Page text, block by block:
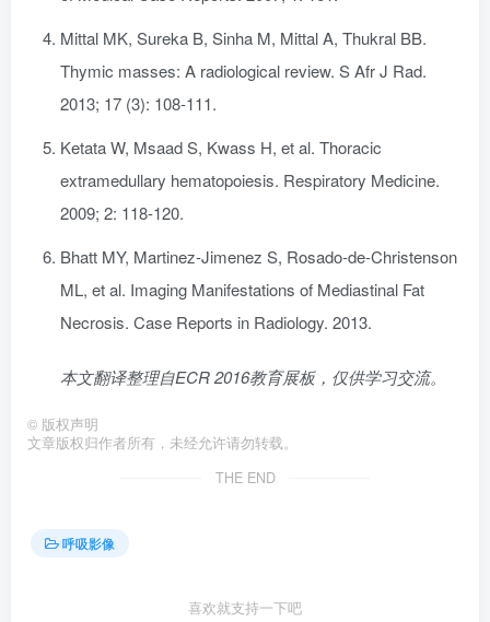
Mittal MK, Sureka B, Sinha M, Mittal A, Thukral BB.
Thymic masses: A radiological review. S Afr J Rad.
2013; 17 (3): 108-111.
Ketata W, Msaad S, Kwass H, et al. Thoracic
extramedullary hematopoiesis. Respiratory Medicine.
2009; 2: 118-120.
Bhatt MY, Martinez-Jimenez S, Rosado-de-Christenson
ML, et al. Imaging Manifestations of Mediastinal Fat
Necrosis. Case Reports in Radiology. 2013.
本文翻译整理自ECR 2016教育展板，仅供学习交流。
© 版权声明
文章版权归作者所有，未经允许请勿转载。
THE END
呼吸影像
喜欢就支持一下吧